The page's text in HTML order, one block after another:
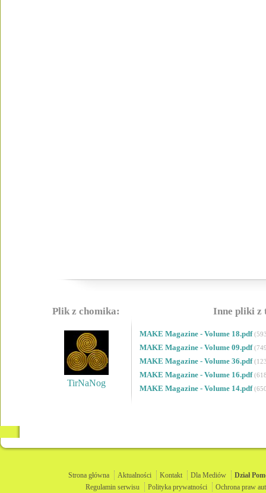
Plik z chomika:
TirNaNog
Inne pliki z
MAKE Magazine - Volume 18.pdf
MAKE Magazine - Volume 09.pdf
MAKE Magazine - Volume 36.pdf
MAKE Magazine - Volume 16.pdf
MAKE Magazine - Volume 14.pdf
Strona główna Aktualności Kontakt Dla Mediów Dział
Regulamin serwisu
Polityka prywatności Ochrona praw